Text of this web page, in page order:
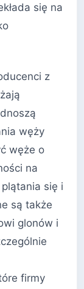
się na
z
węży
węże o
na
się i
są także
glonów i
firmy